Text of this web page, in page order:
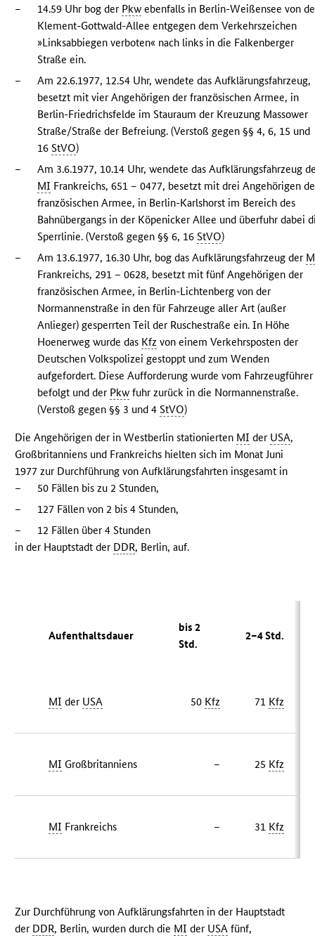
–
14.59 Uhr bog der Pkw ebenfalls in Berlin-Weißensee von
Klement-Gottwald-Allee entgegen dem Verkehrszeichen
»Linksabbiegen verboten« nach links in die Falkenberger
Straße ein.
–
Am 22.6.1977, 12.54 Uhr, wendete das Aufklärungsfahrzeug,
besetzt mit vier Angehörigen der französischen Armee, in
Berlin-Friedrichsfelde im Stauraum der Kreuzung Massower
Straße/Straße der Befreiung. (Verstoß gegen §§ 4, 6, 15 und
16StVO)
–
Am 3.6.1977, 10.14 Uhr, wendete das Aufklärungsfahrzeug
MI Frankreichs, 651 – 0477, besetzt mit drei Angehörigen
französischen Armee, in Berlin-Karlshorst im Bereich des
Bahnübergangs in der Köpenicker Allee und überfuhr dabei
Sperrlinie. (Verstoß gegen §§ 6, 16StVO)
–
Am 13.6.1977, 16.30 Uhr, bog das Aufklärungsfahrzeug der
Frankreichs, 291 – 0628, besetzt mit fünf Angehörigen der
französischen Armee, in Berlin-Lichtenberg von der
Normannenstraße in den für Fahrzeuge aller Art (außer
Anlieger) gesperrten Teil der Ruschestraße ein. In Höhe
Hoenerweg wurde das Kfz von einem Verkehrsposten der
Deutschen Volkspolizei gestoppt und zum Wenden
aufgefordert. Diese Aufforderung wurde vom Fahrzeugführer
befolgt und der Pkw fuhr zurück in die Normannenstraße.
(Verstoß gegen §§ 3 und 4StVO)
Die Angehörigen der in Westberlin stationierten MI der USA,
Großbritanniens und Frankreichs hielten sich im Monat Juni
1977 zur Durchführung von Aufklärungsfahrten insgesamt in
–
50 Fällen bis zu 2 Stunden,
–
127 Fällen von 2 bis 4 Stunden,
–
12 Fällen über 4 Stunden
in der Hauptstadt der DDR, Berlin, auf.
Aufenthaltsdauer
bis 2
Std.
2–4 Std.
MI der USA 50 Kfz 71 Kfz
MI Großbritanniens – 25 Kfz
MI Frankreichs – 31 Kfz
Zur Durchführung von Aufklärungsfahrten in der Hauptstadt
der DDR, Berlin, wurden durch die MI der USA fünf,